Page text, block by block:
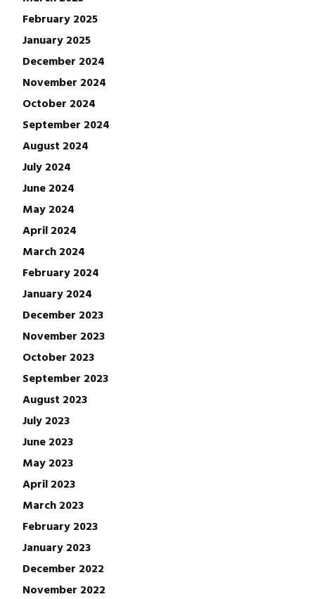
February 2025
January 2025
December 2024
November 2024
October 2024
September 2024
August 2024
July 2024
June 2024
May 2024
April 2024
March 2024
February 2024
January 2024
December 2023
November 2023
October 2023
September 2023
August 2023
July 2023
June 2023
May 2023
April 2023
March 2023
February 2023
January 2023
December 2022
November 2022